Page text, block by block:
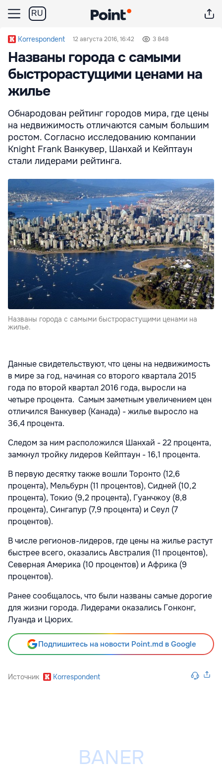
RU
Korrespondent 12 августа 2016, 16:42 3 848
Названы города c самыми
быстрорастущими ценами на
жилье
Обнародован рейтинг городов мира, где цены
на недвижимость отличаются самым большим
ростом. Согласно исследованию компании
Knight Frank Ванкувер, Шанхай и Кейптаун
стали лидерами рейтинга.
Названы города c самыми быстрорастущими ценами на
жилье.
Данные свидетельствуют, что цены на недвижимость
в мире за год, начиная со второго квартала 2015
года по второй квартал 2016 года, выросли на
четыре процента. Самым заметным увеличением цен
отличился Ванкувер (Канада) - жилье выросло на
36,4 процента.
Следом за ним расположился Шанхай - 22 процента,
замкнул тройку лидеров Кейптаун - 16,1 процента.
В первую десятку также вошли Торонто (12,6
процента), Мельбурн (11 процентов), Сидней (10,2
процента), Токио (9,2 процента), Гуанчжоу (8,8
процента), Сингапур (7,9 процента) и Сеул (7
процентов).
В числе регионов-лидеров, где цены на жилье растут
быстрее всего, оказались Австралия (11 процентов),
Северная Америка (10 процентов) и Африка (9
процентов).
Ранее сообщалось, что были названы самые дорогие
для жизни города. Лидерами оказались Гонконг,
Луанда и Цюрих.
Подпишитесь на новости Point.md в Google
Источник Korrespondent